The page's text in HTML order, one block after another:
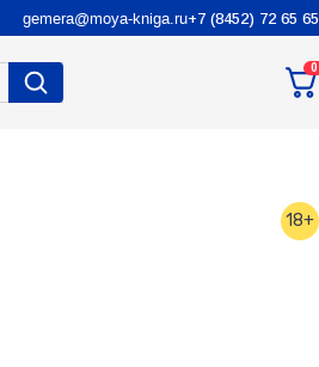
gemera@moya-kniga.ru+7 (8452) 72 65 65
0
18+